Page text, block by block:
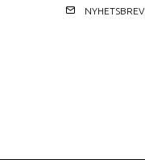
NYHETSBREV